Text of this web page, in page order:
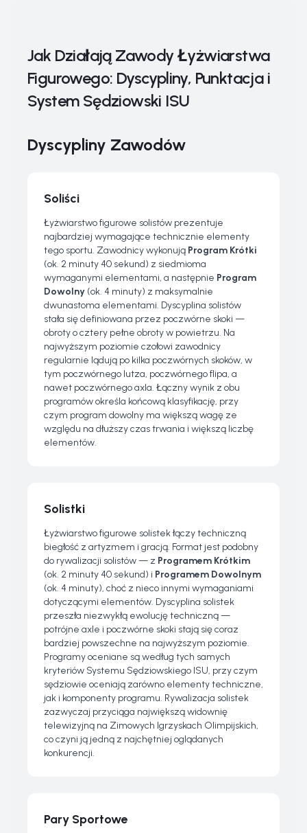
Jak Działają Zawody Łyżwiarstwa
Figurowego: Dyscypliny, Punktacja i
System Sędziowski ISU
Dyscypliny Zawodów
Soliści
Łyżwiarstwo figurowe solistów prezentuje
najbardziej wymagające technicznie elementy
tego sportu. Zawodnicy wykonują Program Krótki
(ok. 2 minuty 40 sekund) z siedmioma
wymaganymi elementami, a następnie Program
Dowolny (ok. 4 minuty) z maksymalnie
dwunastoma elementami. Dyscyplina solistów
stała się definiowana przez poczwórne skoki —
obroty o cztery pełne obroty w powietrzu. Na
najwyższym poziomie czołowi zawodnicy
regularnie lądują po kilka poczwórnych skoków, w
tym poczwórnego lutza, poczwórnego flipa, a
nawet poczwórnego axla. Łączny wynik z obu
programów określa końcową klasyfikację, przy
czym program dowolny ma większą wagę ze
względu na dłuższy czas trwania i większą liczbę
elementów.
Solistki
Łyżwiarstwo figurowe solistek łączy techniczną
biegłość z artyzmem i gracją. Format jest podobny
do rywalizacji solistów — z Programem Krótkim
(ok. 2 minuty 40 sekund) i Programem Dowolnym
(ok. 4 minuty), choć z nieco innymi wymaganiami
dotyczącymi elementów. Dyscyplina solistek
przeszła niezwykłą ewolucję techniczną —
potrójne axle i poczwórne skoki stają się coraz
bardziej powszechne na najwyższym poziomie.
Programy oceniane są według tych samych
kryteriów Systemu Sędziowskiego ISU, przy czym
sędziowie oceniają zarówno elementy techniczne,
jak i komponenty programu. Rywalizacja solistek
zazwyczaj przyciąga największą widownię
telewizyjną na Zimowych Igrzyskach Olimpijskich,
co czyni ją jedną z najchętniej oglądanych
konkurencji.
Pary Sportowe